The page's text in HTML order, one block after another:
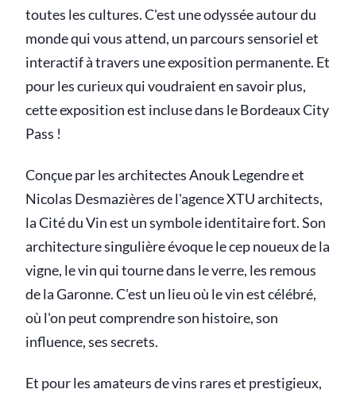
toutes les cultures. C'est une odyssée autour du
monde qui vous attend, un parcours sensoriel et
interactif à travers une exposition permanente. Et
pour les curieux qui voudraient en savoir plus,
cette exposition est incluse dans le Bordeaux City
Pass !
Conçue par les architectes Anouk Legendre et
Nicolas Desmazières de l'agence XTU architects,
la Cité du Vin est un symbole identitaire fort. Son
architecture singulière évoque le cep noueux de la
vigne, le vin qui tourne dans le verre, les remous
de la Garonne. C'est un lieu où le vin est célébré,
où l'on peut comprendre son histoire, son
influence, ses secrets.
Et pour les amateurs de vins rares et prestigieux,